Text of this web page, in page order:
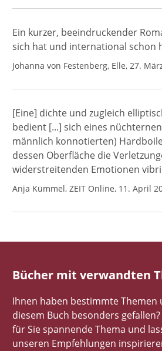
Ein kurzer, beeindruckender
sich hat und international schon
Johanna von Festenberg, Elle, 27.
[Eine] dichte und zugleich
bedient [...] sich eines
männlich konnotierten)
dessen Oberfläche die
widerstreitenden Emotionen
Anja Kümmel, ZEIT Online, 11. April
Bücher mit verwandten
Ihnen haben bestimmte Themen
diesem Buch besonders
für Sie spannende Thema und
unseren Empfehlungen